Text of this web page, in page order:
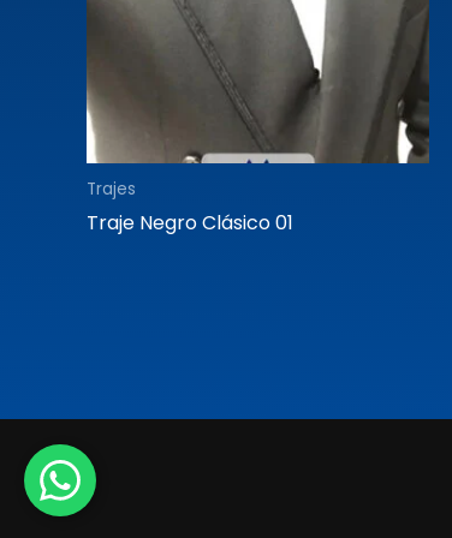
Trajes
Traje Negro Clásico 01